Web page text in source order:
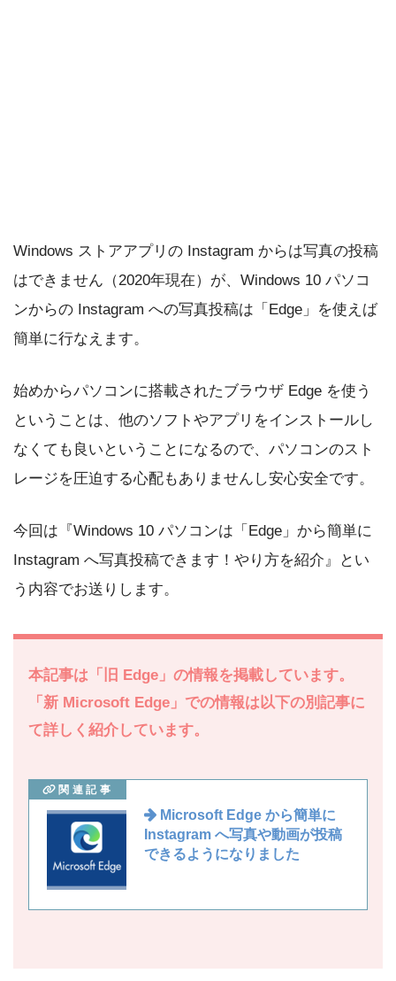
Windows ストアアプリの Instagram からは写真の投稿
はできません（2020年現在）が、Windows 10 パソコ
ンからの Instagram への写真投稿は「Edge」を使えば
簡単に行なえます。
始めからパソコンに搭載されたブラウザ Edge を使う
ということは、他のソフトやアプリをインストールし
なくても良いということになるので、パソコンのスト
レージを圧迫する心配もありませんし安心安全です。
今回は『Windows 10 パソコンは「Edge」から簡単に
Instagram へ写真投稿できます！やり方を紹介』とい
う内容でお送りします。
本記事は「旧 Edge」の情報を掲載しています。
「新 Microsoft Edge」での情報は以下の別記事に
て詳しく紹介しています。
関連記事
Microsoft Edge から簡単に
Instagram へ写真や動画が投稿
できるようになりました